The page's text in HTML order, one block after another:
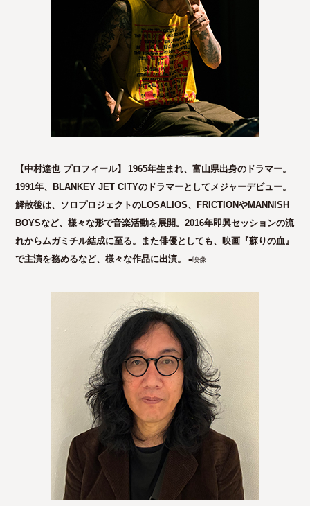
【中村達也 プロフィール】
1965年生まれ、富山県出身のドラマー。
1991年、BLANKEY JET CITYのドラマーとしてメジャーデビュー。
解散後は、ソロプロジェクトのLOSALIOS、FRICTIONやMANNISH
BOYSなど、様々な形で音楽活動を展開。2016年即興セッションの流
れからムガミチル結成に至る。また俳優としても、映画『蘇りの血』
で主演を務めるなど、様々な作品に出演。
■映像